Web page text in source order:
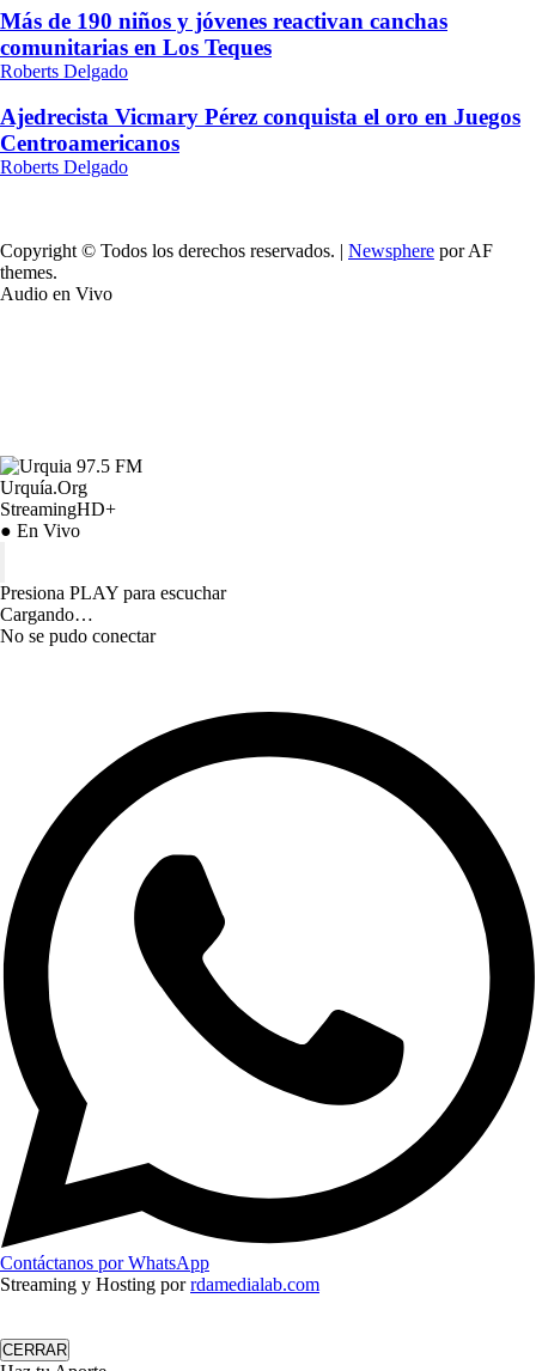
Más de 190 niños y jóvenes reactivan canchas
comunitarias en Los Teques
Roberts Delgado
Ajedrecista Vicmary Pérez conquista el oro en Juegos
Centroamericanos
Roberts Delgado
Copyright © Todos los derechos reservados. | Newsphere por AF
themes.
Audio en Vivo
Urquía.Org
StreamingHD+
● En Vivo
Presiona PLAY para escuchar
Cargando…
No se pudo conectar
Contáctanos por WhatsApp
Streaming y Hosting porrdamedialab.com
CERRAR